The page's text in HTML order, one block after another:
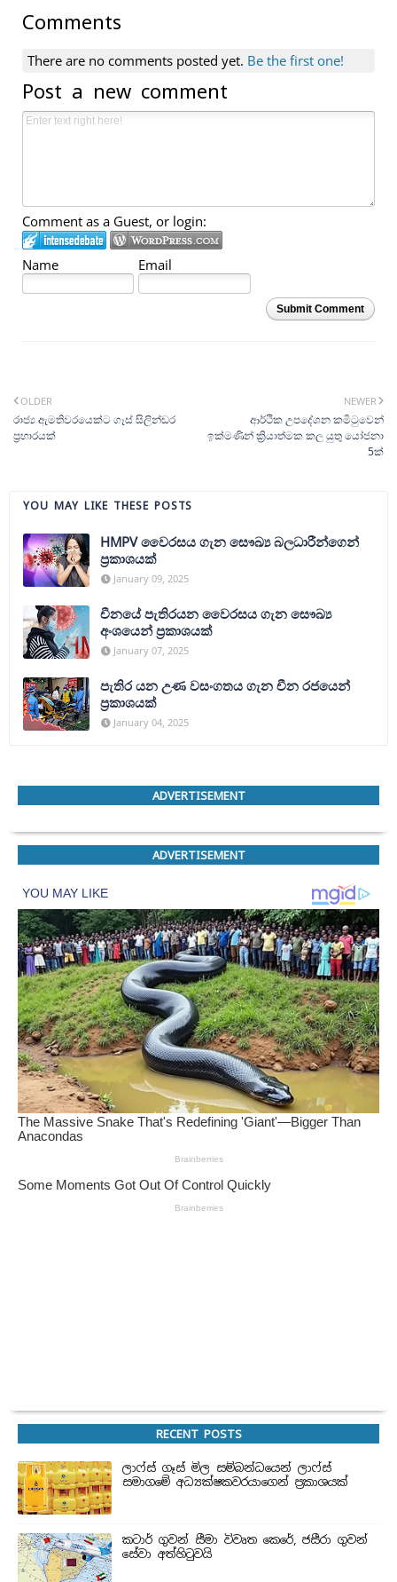
Comments
There are no comments posted yet. Be the first one!
Post a new comment
Comment as a Guest, or login:
Name Email
Submit Comment
NEWER
ආර්ථික උපදේශන කමි‍ටුවෙන්
ඉක්මණින් ක්‍රියාත්මක කල යුතු යෝජනා
5ක්
OLDER
රාජ්‍ය ඇමතිවරයෙක්ට ගෑස් සිලින්ඩර
ප්‍රහාරයක්
YOU MAY LIKE THESE POSTS
HMPV වෛරසය ගැන සෞඛ්‍ය බලධාරීන්ගෙන්
ප්‍රකාශයක්
January 09, 2025
චීනයේ පැතිරයන වෛරසය ගැන සෞඛ්‍ය
අංශයෙන් ප්‍රකාශයක්
January 07, 2025
පැතිර යන උණ වසංගතය ගැන චීන රජයෙන්
ප්‍රකාශයක්
January 04, 2025
ADVERTISEMENT
ADVERTISEMENT
RECENT POSTS
ලාෆ්ස් ගෑස් මිල සම්බන්ධයෙන් ලාෆ්ස්
සමාගමේ අධ්‍යක්ෂකවරයාගෙන් ප්‍රකාශයක්
කටාර් ගුවන් සීමා විවෘත කෙරේ, ජසීරා ගුවන්
සේවා අත්හි‍ටුවයි